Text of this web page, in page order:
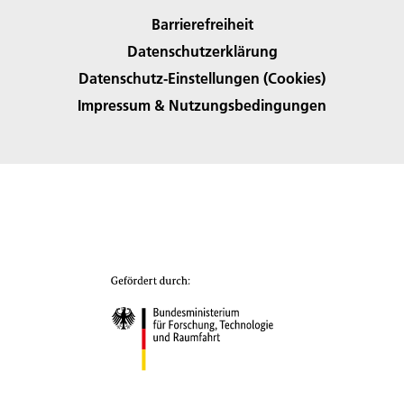
Barrierefreiheit
Datenschutzerklärung
Datenschutz-Einstellungen (Cookies)
Impressum & Nutzungsbedingungen